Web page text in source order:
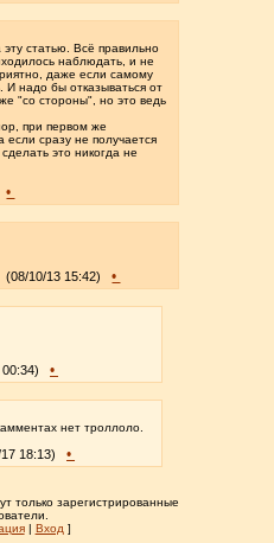
статью. Всё правильно
наблюдать, и не
даже если самому
И надо бы отказываться от
"со стороны", но это ведь
при первом же
сразу не получается
это никогда не
•
(08/10/13 15:42) •
•
нет троллоло.
18:13) •
только зарегистрированные
| Вход ]